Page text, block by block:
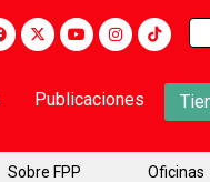
Publicaciones
Sobre FPP Oficinas